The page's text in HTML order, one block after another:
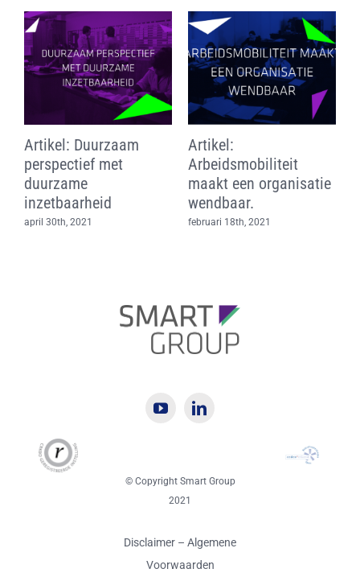
Artikel:
Arbeidsmobiliteit
maakt een organisatie
wendbaar.
februari 18th, 2021
Artikel: De
loopbaan!
november 18th, 2020
© Copyright Smart Group
2021
Disclaimer – Algemene
Voorwaarden